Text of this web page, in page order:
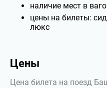
наличие мест в
цены на билеты:
люкс
Цены
Цена билета на поезд